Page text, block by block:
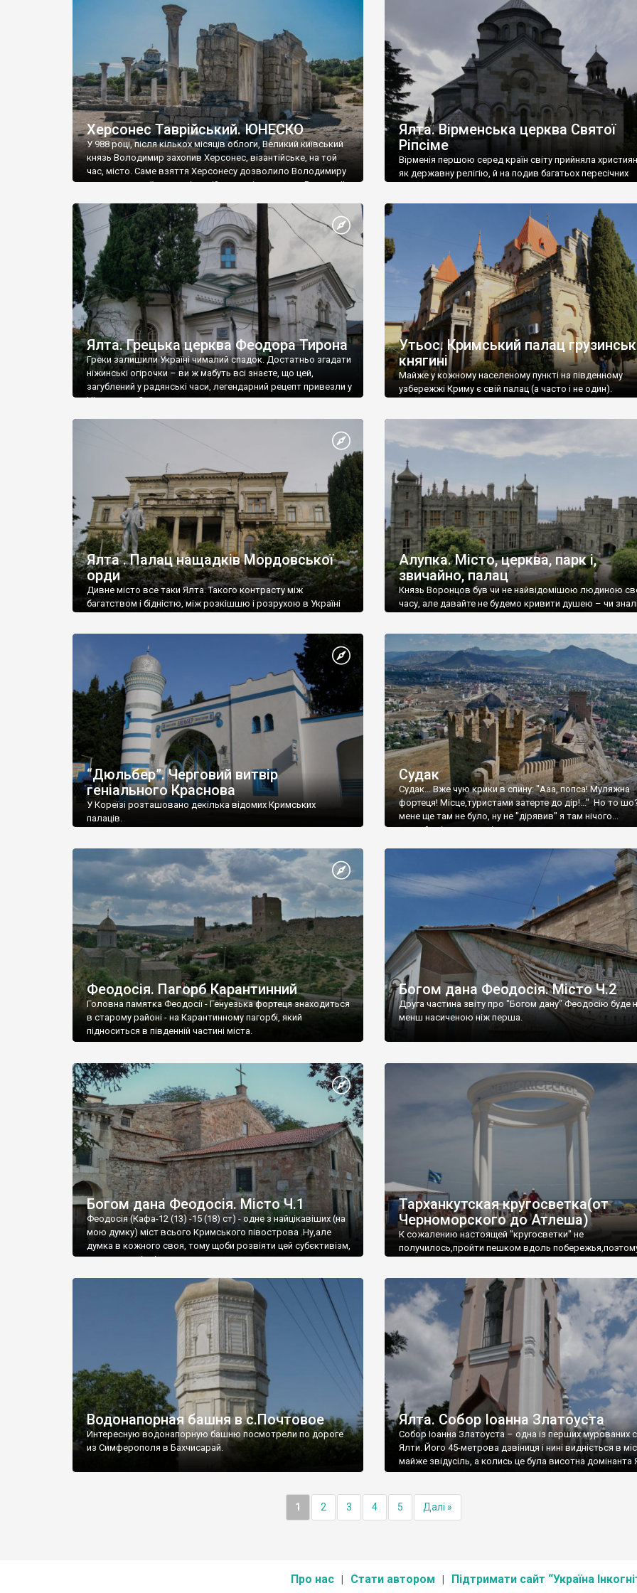
візантійської доби. Раритети викрадені з фондів об’єкту
культурної спадщини ЮНЕСКО «Херсонеса Таврійського».
Офіційно – на виставку «Золото Візантії», але експерти та
влада в Україні вважають це лише […]
називаються «повстяками» (postaki)…” “Вино. Крим
виробляє відмінне вино і його вдосталь: воно все
легке біле і дуже […]
Херсонес Таврійський. ЮНЕСКО
У 988 році, після кількох місяців облоги, Великий київський
князь Володимир захопив Херсонес, візантійське, на той
час, місто. Саме взяття Херсонесу дозволило Володимиру
диктувати свої умови візантійському імператору Василю ІІ,
Херсонесі Володимир-язичник, став Василем-
християнином. А потім було Хрещення Русі. На честь
Херсонесу Таврійського названо місто […]
Ялта. Вірменська церква Святої
Ріпсіме
Вірменія першою серед країн світу прийняла
як державну релігію, й на подив багатьох пересічних
Ялта. Грецька церква Феодора Тирона
Греки залишили Україні чималий спадок. Достатньо згадати
ніжинські огірочки – ви ж мабуть всі знаєте, що цей,
загублений у радянські часи, легендарний рецепт привезли у
Ніжин греки?
Утьос. Кримський палац
княгині
Майже у кожному населеному пункті на південному
узбережжі Криму є свій палац (а часто і не один).
Ялта . Палац нащадків Мордовської
орди
Дивне місто все таки Ялта. Такого контрасту між
багатством і бідністю, між розкішшю і розрухою в Україні
Алупка. Місто, церква, парк і,
звичайно, палац
Князь Воронцов був чи не найвідомішою людиною
часу, але давайте не будемо кривити душею – чи
“Дюльбер”. Черговий витвір
геніального Краснова
У Кореїзі розташовано декілька відомих Кримських
палаців.
Судак
Судак... Вже чую крики в спину: "Ааа, попса! Муляжна
фортеця! Місце,туристами затерте до дір!..." Но то
мене ще там не було, ну не "дірявив" я там нічого...
принаймні до цього літа.
Феодосія. Пагорб Карантинний
Головна памятка Феодосії - Генуезька фортеця знаходиться
в старому районі - на Карантинному пагорбі, який
підноситься в південній частині міста.
Богом дана Феодосія. Місто Ч.2
Друга частина звіту про "Богом дану" Феодосію буде
менш насиченою ніж перша.
Богом дана Феодосія. Місто Ч.1
Феодосія (Кафа-12 (13) -15 (18) ст) - одне з найцікавіших (на
мою думку) міст всього Кримського півострова .Ну,але
думка в кожного своя, тому щоби розвіяти цей субєктивізм,
запрошую відвідати це
Тарханкутская кругосветка(от
Черноморского до Атлеша)
К сожалению настоящей "кругосветки" не
получилось,пройти пешком вдоль
Водонапорная башня в с.Почтовое
Интересную водонапорную башню посмотрели по дороге
из Симферополя в Бахчисарай.
Ялта. Собор Іоанна Златоуста
Собор Іоанна Златоуста – одна із перших мурованих
Ялти. Його 45-метрова дзвіниця і нині видніється в
майже звідусіль, а колись це була висотна домінанта
1 2 3 4 5 Далі »
Про нас Стати автором Підтримати сайт “Україна